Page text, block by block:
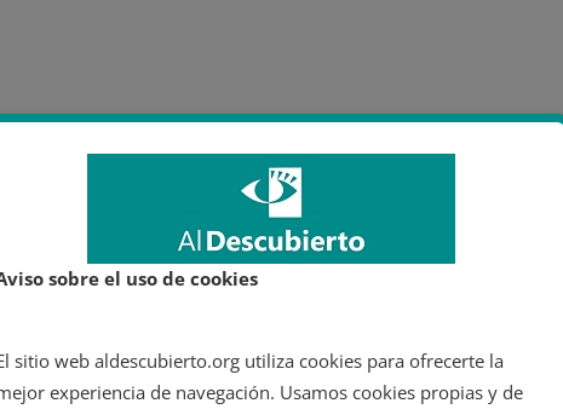
sobre el uso de cookies
sitio web aldescubierto.org utiliza cookies para ofrecerte la
experiencia de navegación. Usamos cookies propias y de